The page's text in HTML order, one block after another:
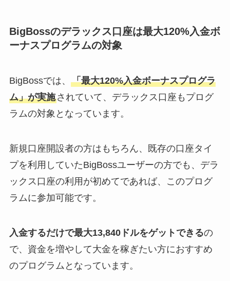
BigBossのデラックス口座は最大120%入金ボ
ーナスプログラムの対象
BigBossでは、 「最大120%入金ボーナスプログラ
ム」が実施されていて、デラックス口座もプログ
ラムの対象となっています。
新規口座開設者の方はもちろん、既存の口座タイ
プを利用していたBigBossユーザーの方でも、デラ
ックス口座の利用が初めてであれば、このプログ
ラムに参加可能です。
入金するだけで最大13,840ドルをゲットできるの
で、資金を増やして大金を稼ぎたい方におすすめ
のプログラムとなっています。